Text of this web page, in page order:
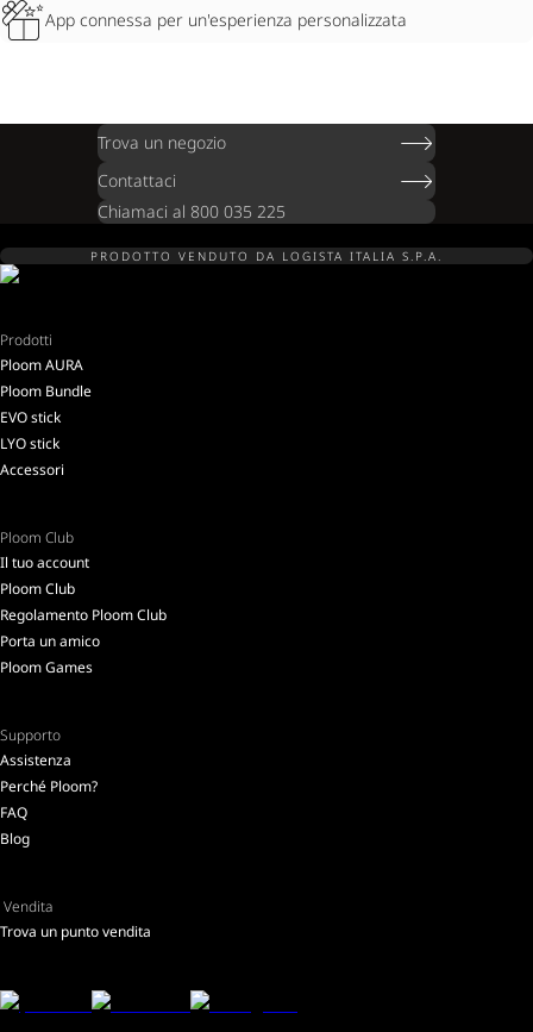
App connessa per un'esperienza personalizzata
Trova un negozio
Contattaci
Chiamaci al 800 035 225
PRODOTTO VENDUTO DA LOGISTA ITALIA S.P.A.
Prodotti
Ploom AURA
Ploom Bundle
EVO stick
LYO stick
Accessori
Ploom Club
Il tuo account
Ploom Club
Regolamento Ploom Club
Porta un amico
Ploom Games
Supporto
Assistenza
Perché Ploom?
FAQ
Blog
Vendita
Trova un punto vendita